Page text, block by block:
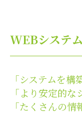
WEBシステ
「システムを構
「より安定的な
「たくさんの情